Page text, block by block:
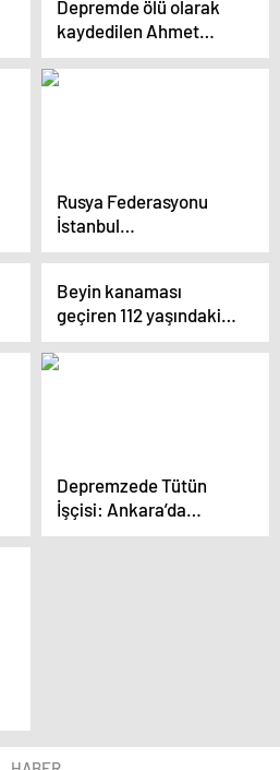
devletli çözümden
başka çaremiz yok
Depremde ölü olarak
kaydedilen Ahmet
Artan, yaşadığı
karmaşayı
Rusya Federasyonu
İstanbul
Başkonsolosu: Montrö
getirilmesi önemli
Beyin kanaması
geçiren 112 yaşındaki
hasta riskli operasyon
sonrası sağlığına
Depremzede Tütün
İşçisi: Ankara’da
Tedavi Olacak, Param